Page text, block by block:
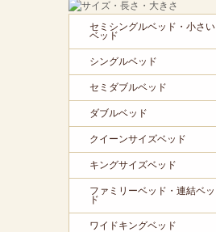
セミシングルベッド・小さい
ベッド
シングルベッド
セミダブルベッド
ダブルベッド
クイーンサイズベッド
キングサイズベッド
ファミリーベッド・連結ベッ
ド
ワイドキングベッド